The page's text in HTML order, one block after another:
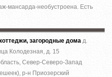
мансарда-необустроена. Есть
загородные дома д.
Колодезная, д. 15
Север-Северо-Запад
р-н Приозерский